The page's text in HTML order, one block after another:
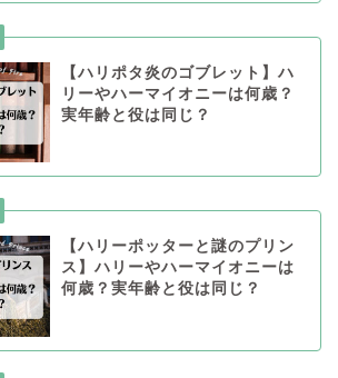
【ハリポタ炎のゴブレット】ハ
リーやハーマイオニーは何歳？
実年齢と役は同じ？
【ハリーポッターと謎のプリン
ス】ハリーやハーマイオニーは
何歳？実年齢と役は同じ？